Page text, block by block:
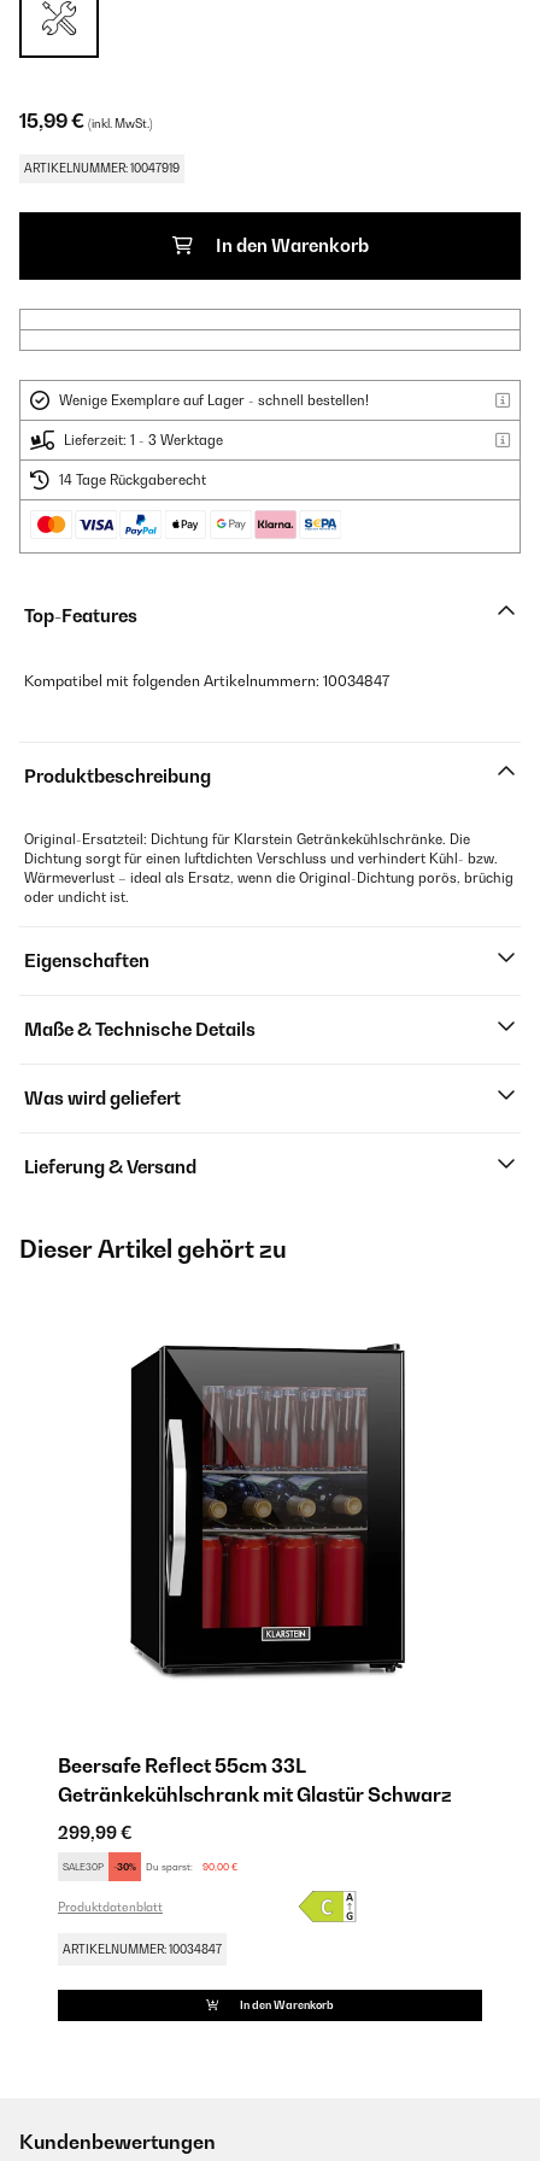
15,99 € (inkl. MwSt.)
ARTIKELNUMMER: 10047919
In den Warenkorb
Wenige Exemplare auf Lager - schnell bestellen!
Lieferzeit: 1 - 3 Werktage
14 Tage Rückgaberecht
Top-Features
Kompatibel mit folgenden Artikelnummern: 10034847
Produktbeschreibung
Original-Ersatzteil: Dichtung für Klarstein Getränkekühlschränke. Die
Dichtung sorgt für einen luftdichten Verschluss und verhindert Kühl- bzw.
Wärmeverlust – ideal als Ersatz, wenn die Original-Dichtung porös, brüchig
oder undicht ist.
Eigenschaften
Maße & Technische Details
Was wird geliefert
Lieferung & Versand
Dieser Artikel gehört zu
Beersafe Reflect 55cm 33L
Getränkekühlschrank mit Glastür​ Schwarz
299,99 €
SALE30P -30% Du sparst: 90,00 €
Produktdatenblatt
ARTIKELNUMMER: 10034847
In den Warenkorb
Kundenbewertungen